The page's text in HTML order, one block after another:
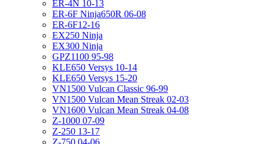
ER-4N 10-13
ER-6F Ninja650R 06-08
ER-6F12-16
EX250 Ninja
EX300 Ninja
GPZ1100 95-98
KLE650 Versys 10-14
KLE650 Versys 15-20
VN1500 Vulcan Classic 96-99
VN1500 Vulcan Mean Streak 02-03
VN1600 Vulcan Mean Streak 04-08
Z-1000 07-09
Z-250 13-17